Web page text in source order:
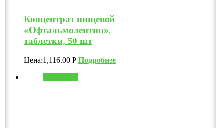
Концентрат пищевой
«Офтальмолептин»,
таблетки, 50 шт
Цена:1,116.00 Р Подробнее